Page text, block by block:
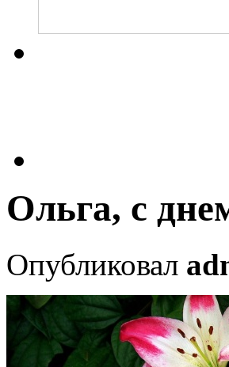
Ольга, с
Опубликовал